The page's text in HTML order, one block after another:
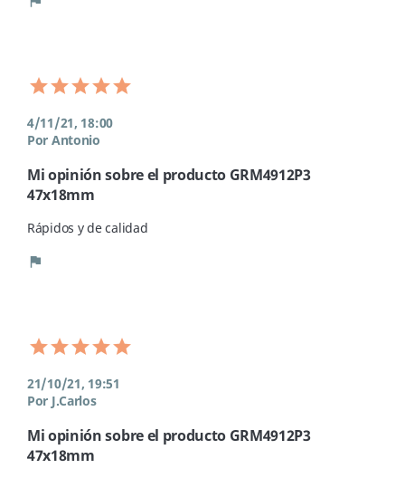
4/11/21, 18:00
Por Antonio
Mi opinión sobre el producto GRM4912P3
47x18mm
Rápidos y de calidad
flag
21/10/21, 19:51
Por J.Carlos
Mi opinión sobre el producto GRM4912P3
47x18mm